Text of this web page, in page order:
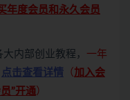
年度会员和永久会员
内部创业教程， 一年
点击查看详情 （ 加入会
”开通）